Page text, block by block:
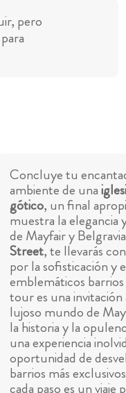
pero
Concluye tu
ambiente de una
gótico, un final
muestra la elegancia
de Mayfair y
Street, te llevarás
por la sofisticación y
emblemáticos
tour es una
lujoso mundo de
la historia y la
una experiencia
oportunidad de
barrios más
cada paso es un viaje